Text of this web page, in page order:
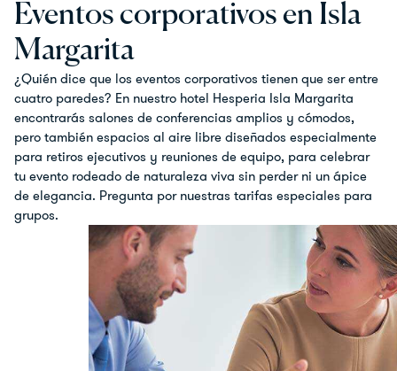
Eventos corporativos en Isla
Margarita
¿Quién dice que los eventos corporativos tienen que ser entre
cuatro paredes? En nuestro hotel Hesperia Isla Margarita
encontrarás salones de conferencias amplios y cómodos,
pero también espacios al aire libre diseñados especialmente
para retiros ejecutivos y reuniones de equipo, para celebrar
tu evento rodeado de naturaleza viva sin perder ni un ápice
de elegancia. Pregunta por nuestras tarifas especiales para
grupos.